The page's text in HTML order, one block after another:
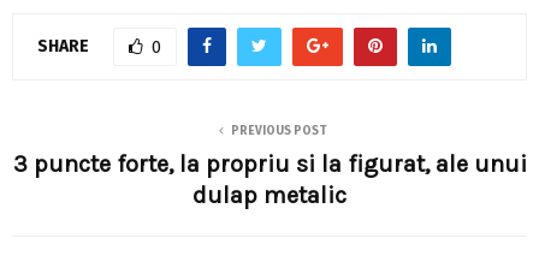
SHARE 0
PREVIOUS POST
3 puncte forte, la propriu si la figurat, ale unui
dulap metalic